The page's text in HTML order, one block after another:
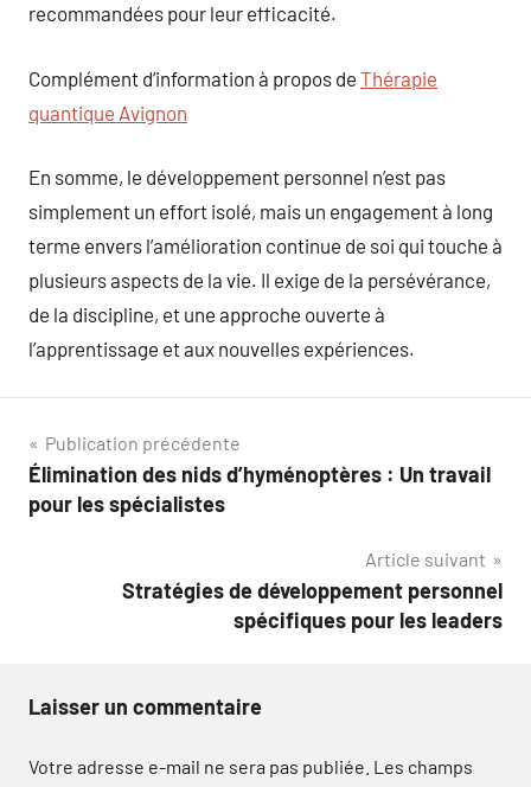
recommandées pour leur efficacité.
Complément d’information à propos de Thérapie
quantique Avignon
En somme, le développement personnel n’est pas
simplement un effort isolé, mais un engagement à long
terme envers l’amélioration continue de soi qui touche à
plusieurs aspects de la vie. Il exige de la persévérance,
de la discipline, et une approche ouverte à
l’apprentissage et aux nouvelles expériences.
Navigation
de
Publication précédente
Élimination des nids d’hyménoptères : Un travail
pour les spécialistes
Article suivant
Stratégies de développement personnel
spécifiques pour les leaders
Laisser un commentaire
Votre adresse e-mail ne sera pas publiée. Les champs